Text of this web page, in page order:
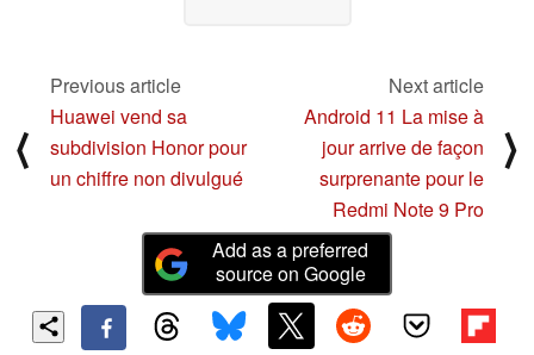
⟨
Previous article
Huawei vend sa
subdivision Honor pour
un chiffre non divulgué
Next article
Android 11 La mise à
jour arrive de façon
surprenante pour le
Redmi Note 9 Pro
⟩
Add as a preferred
source on Google